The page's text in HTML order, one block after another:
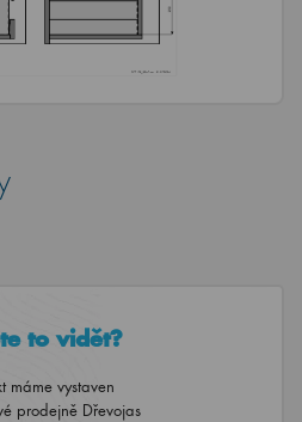
to vidět?
máme vystaven
prodejně Dřevojas